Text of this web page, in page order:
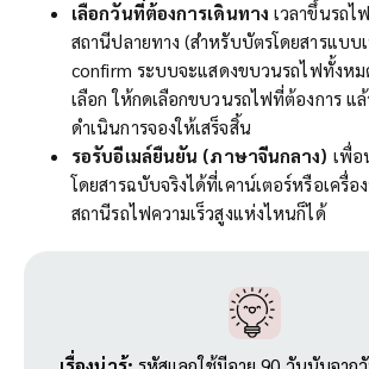
เลือกวันที่ต้องการเดินทาง เวลาขึ้นรถไ
สถานีปลายทาง (สำหรับบัตรโดยสารแบบ
confirm ระบบจะแสดงขบวนรถไฟทั้งหม
เลือก ให้กดเลือกขบวนรถไฟที่ต้องการ แ
ดำเนินการจองให้เสร็จสิ้น
รอรับอีเมล์ยืนยัน (ภาษาจีนกลาง) เพื่อ
โดยสารฉบับจริงได้ที่เคาน์เตอร์หรือเครื่
สถานีรถไฟความเร็วสูงแห่งไหนก็ได้